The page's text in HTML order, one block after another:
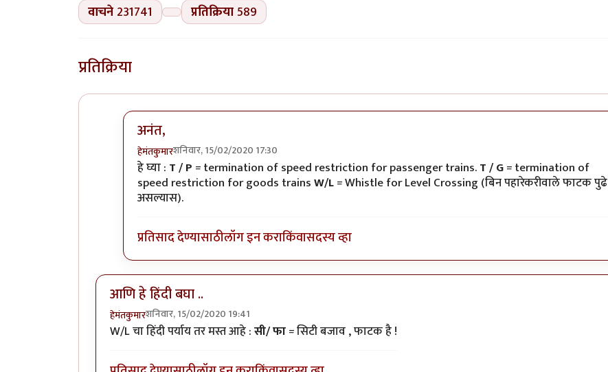
वाचने 231741 प्रतिक्रिया589
प्रतिक्रिया
अनंत,
हेमंतकुमारशनिवार, 15/02/2020 17:30
In reply toरेल्वे रुळांच्याbyअनन्त्_यात्री
हे घ्या : T / P = termination of speed restriction for passenger trains.T / G= termination of
speed restriction for goods trainsW/L= Whistle for Level Crossing (बिन पहारेकरीवाले फाटक पुढे
असल्यास).
प्रतिसाद देण्यासाठीलॉग इन कराकिंवासदस्य व्हा
आणि हे हिंदी बघा ..
हेमंतकुमारशनिवार, 15/02/2020 19:41
W/L चा हिंदी पर्याय तर मस्त आहे :सी/ फा= सिटी बजाव , फाटक है !